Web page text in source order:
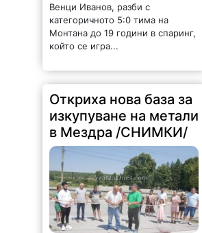
Венци Иванов, разби с
категоричното 5:0 тима на
Монтана до 19 години в спаринг,
който се игра...
Откриха нова база за
изкупуване на метали
в Мездра /СНИМКИ/